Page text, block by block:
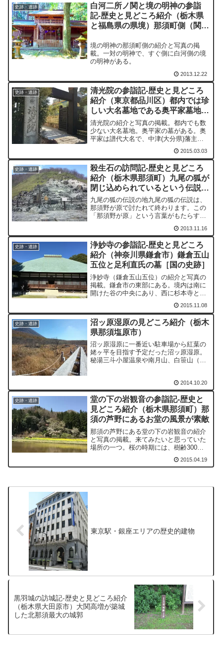
史跡・遺跡
白河二所ノ関と境の明神の参詣
記-歴史と見どころ紹介（栃木県
と福島県の県境）那須町側（関東
境の明神の那須町側の紹介と写真の掲
載。一対の明神で、すぐ側に白河側の境
の明神がある。
2013.12.22
史跡・遺跡
清光院の参詣記-歴史と見どころ
紹介（東京都品川区）都内では珍
しい大名墓地である奥平家墓地が
ある
清光院の紹介と写真の掲載。都内でも数
少ない大名墓地。奥平家の墓がある。奥
平家は譜代大名で、中津(大分県)藩主で
2015.03.03
史跡・遺跡
殺生石の訪問記-歴史と見どころ
紹介（栃木県那須町）九尾の狐が
閉じ込められているという伝説の
地
九尾の狐の伝説の地九尾の狐の伝説は、
那須野が原で討たれて終わります。この
「那須野が原」という言葉がもたらすの
かし、実際に殺生石があるのは、那須岳
への中腹です。つまりは、那須高原のど
真ん中なのです。観光エリ...
2013.11.16
史跡・遺跡
浄妙寺の参詣記-歴史と見どころ
紹介（神奈川県鎌倉市）鎌倉五山
五位と足利直氏の墓［国の史跡］
浄妙寺（鎌倉五山五位）の紹介と写真の
掲載。鎌倉市の東部にある。境内は南に
開けた谷の中央にあり、西に杉本寺と杉
があり、南に衣張山を望む。
2015.11.08
史跡・遺跡
沼ッ原湿原の見どころ紹介（栃木
県那須塩原市）
沼ッ原湿原に一番近い駐車場から紅葉の
姥ヶ平を目指す予定だった沼ッ原湿原。
秘湯三斗小屋温泉や南月山、白笹山（至
が、そういえば、相当な距離があること
を思い出し、この日は断念。...
2014.10.20
史跡・遺跡
堂の下の岩観音の参詣記-歴史と
見どころ紹介（栃木県那須町）那
須の芦野にあるお堂の風景が素敵
那須の芦野にある堂の下の岩観音の紹介
と写真の掲載。来てみたいと思っていた
場所の一つ。桜の時期には、樹齢300年
ノ、ヤマザクラなどがライトアップされ
2015.04.19
東京駅・銀座エリアの歴史的建物
黒羽城の訪城記-歴史と見どころ紹介
（栃木県大田原市）大関高増が築城
した北那須最大の城郭